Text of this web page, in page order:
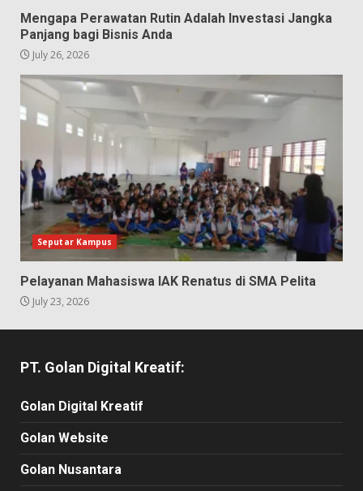
Mengapa Perawatan Rutin Adalah Investasi Jangka
Panjang bagi Bisnis Anda
July 26, 2026
Seputar Kampus
Pelayanan Mahasiswa IAK Renatus di SMA Pelita
July 23, 2026
PT. Golan Digital Kreatif:
Golan Digital Kreatif
Golan Website
Golan Nusantara